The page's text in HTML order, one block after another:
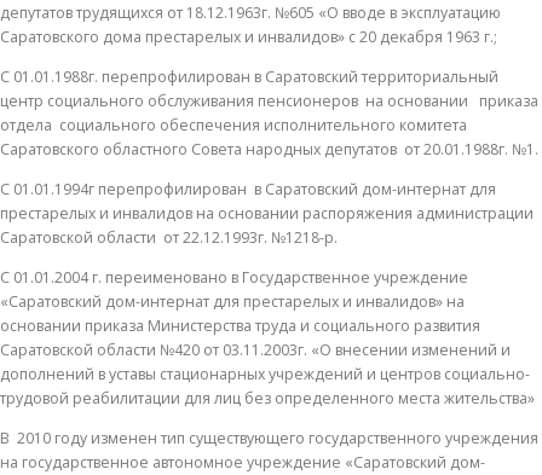
депутатов трудящихся от 18.12.1963г. №605 «О вводе в эксплуатацию
Саратовского дома престарелых и инвалидов» с 20 декабря 1963 г.;
С 01.01.1988г. перепрофилирован в Саратовский территориальный
центр социального обслуживания пенсионеров на основании приказа
отдела социального обеспечения исполнительного комитета
Саратовского областного Совета народных депутатов от 20.01.1988г. №1.
С 01.01.1994г перепрофилирован в Саратовский дом-интернат для
престарелых и инвалидов на основании распоряжения администрации
Саратовской области от 22.12.1993г. №1218-р.
С 01.01.2004 г. переименовано в Государственное учреждение
«Саратовский дом-интернат для престарелых и инвалидов» на
основании приказа Министерства труда и социального развития
Саратовской области №420 от 03.11.2003г. «О внесении изменений и
дополнений в уставы стационарных учреждений и центров социально-
трудовой реабилитации для лиц без определенного места жительства»
В 2010 году изменен тип существующего государственного учреждения
на государственное автономное учреждение «Саратовский дом-